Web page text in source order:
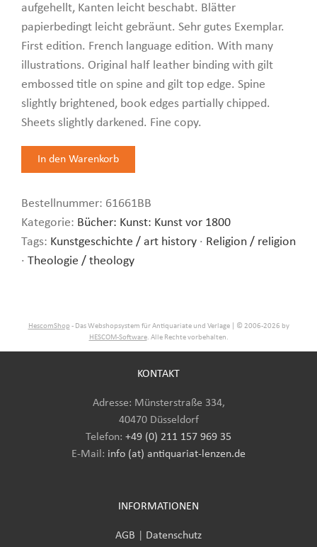
aufgehellt, Kanten leicht beschabt. Blätter
papierbedingt leicht gebräunt. Sehr gutes Exemplar.
First edition. French language edition. With many
illustrations. Original half leather binding with gilt
embossed title on spine and gilt top edge. Spine
slightly brightened, book edges partially chipped.
Sheets slightly darkened. Fine copy.
Bestellnummer: 61661BB
Kategorie: Bücher: Kunst: Kunst vor 1800
Tags: Kunstgeschichte / art history · Religion / religion
· Theologie / theology
HescomShop - Das Webshopsystem für Antiquariate und Verlage | © 2006-2026 by
HESCOM-Software. Alle Rechte vorbehalten.
KONTAKT
Adresse: Münsterstraße 334,
40470 Düsseldorf
Telefon: +49 (0) 211 157 969 35
E-Mail : info (at) antiquariat-lenzen.de
INFORMATIONEN
AGB
Datenschutz